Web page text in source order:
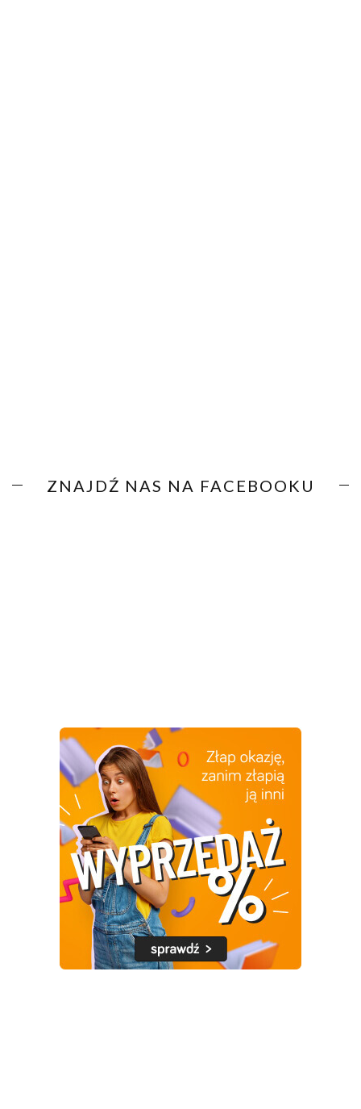
ZNAJDŹ NAS NA FACEBOOKU